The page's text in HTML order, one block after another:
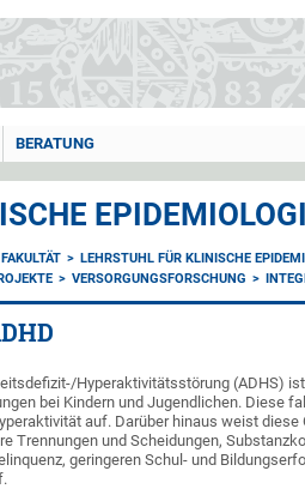
BERATUNG
LEHRSTUHL FÜR KLINISCHE
VERSORGUNGSFORSCHUNG
Hyperaktivitätsstörung (ADHS)
bei Kindern und Jugendlichen. Diese
auf. Darüber hinaus weist diese
Trennungen und Scheidungen,
geringeren Schul- und